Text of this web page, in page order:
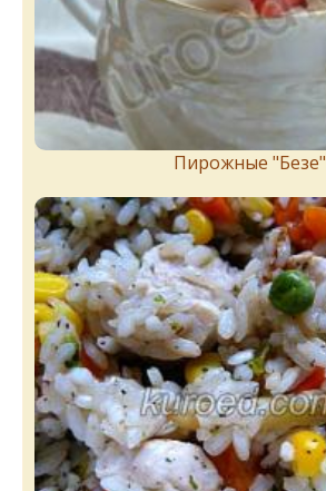
Пирожныe "Бeзe"